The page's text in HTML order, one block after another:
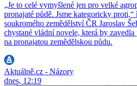
„Je to celé vymyšlené jen pro velké
pronajaté půdě. Jsme kategoricky proti,“
soukromého zemědělství ČR Jaroslav
chystané vládní novele, která by
na pronajatou zemědělskou půdu.
Aktuálně.cz - Názory
dnes, 12:19